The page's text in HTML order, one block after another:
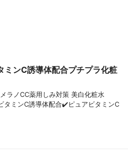
ミンC誘導体配合プチプラ化粧
ノCC薬用しみ対策 美白化粧水
ンC誘導体配合✔️ピュアビタミンC